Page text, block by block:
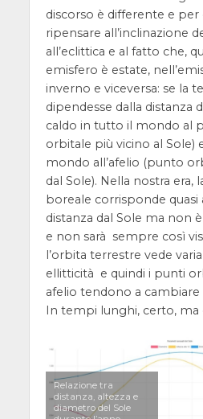
discorso è differente e per
ripensare all’inclinazione
all’eclittica e al fatto che,
emisfero è estate,
inverno e viceversa: se la
dipendesse dalla distanza
caldo in tutto il mondo al
orbitale più vicino al Sole)
mondo all’afelio (punto
dal Sole). Nella nostra era,
boreale corrisponde quasi
distanza dal Sole ma non
e non sarà sempre così
l’orbita terrestre vede
ellitticità e quindi i punti
afelio tendono a cambiare
In tempi lunghi, certo, ma
Relazione tra
distanza, altezza e
diametro del Sole